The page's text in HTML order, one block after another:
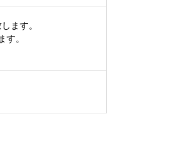
ます。
す。